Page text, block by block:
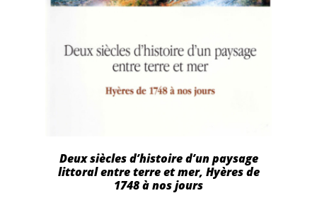
Deux siècles d’histoire d’un paysage
littoral entre terre et mer, Hyères de
1748 à nos jours